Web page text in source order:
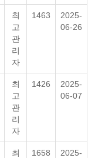
최
고
관
리
자
1463
2025-
06-26
최
고
관
리
자
1426
2025-
06-07
최
1658
2025-